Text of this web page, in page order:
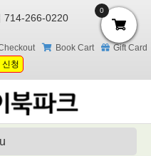
714-266-0220
Book Cart
Gift Card
신청
0